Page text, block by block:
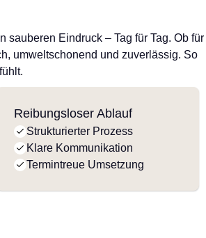
sauberen Eindruck – Tag für Tag. Ob für
umweltschonend und zuverlässig. So
Reibungsloser Ablauf
Strukturierter Prozess
Klare Kommunikation
Termintreue Umsetzung